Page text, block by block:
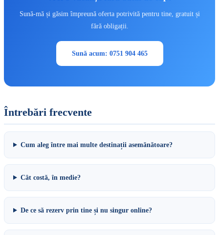
Sună-mă și găsim împreună oferta potrivită pentru tine, gratuit și
fără obligații.
Sună acum: 0751 904 465
Întrebări frecvente
Cum aleg între mai multe destinații asemănătoare?
Cât costă, în medie?
De ce să rezerv prin tine și nu singur online?